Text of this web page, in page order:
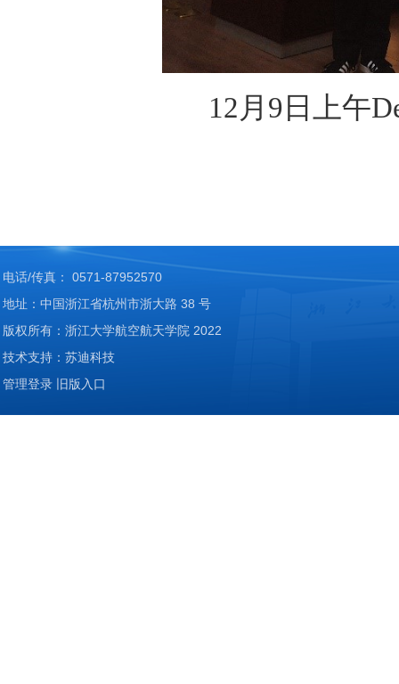
12月9日上午
电话/传真： 0571-87952570
地址：中国浙江省杭州市浙大路 38 号
版权所有：浙江大学航空航天学院 2022
技术支持：苏迪科技
管理登录 旧版入口